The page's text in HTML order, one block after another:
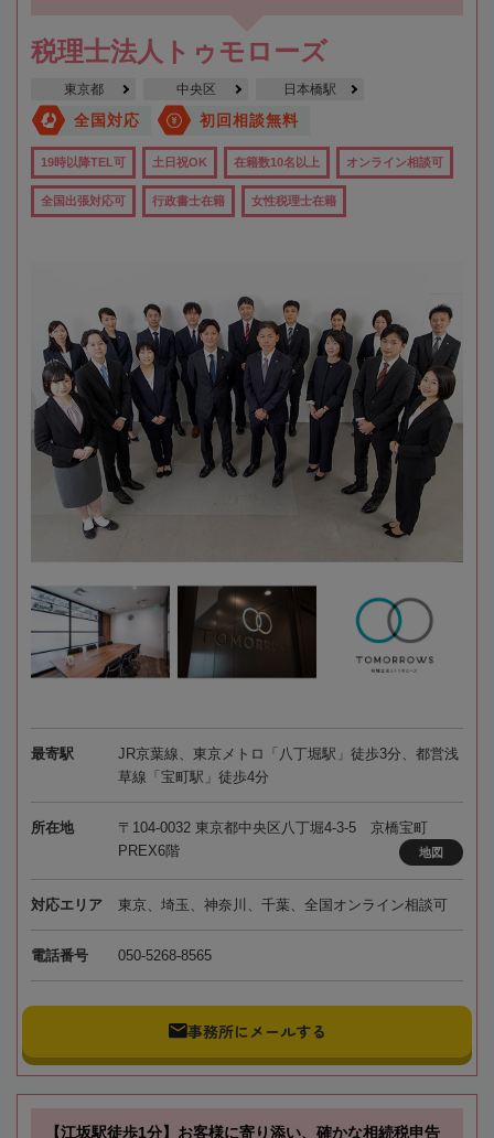
税理士法人トゥモローズ
東京都 中央区 日本橋駅
全国対応 初回相談無料
19時以降TEL可 土日祝OK 在籍数10名以上 オンライン相談可
全国出張対応可 行政書士在籍 女性税理士在籍
最寄駅
JR京葉線、東京メトロ「八丁堀駅」徒歩3分、都営浅
草線「宝町駅」徒歩4分
所在地
〒104-0032 東京都中央区八丁堀4-3-5 京橋宝町
PREX6階
地図
対応エリア 東京、埼玉、神奈川、千葉、全国オンライン相談可
電話番号 050-5268-8565
事務所にメールする
【江坂駅徒歩1分】お客様に寄り添い、確かな相続税申告